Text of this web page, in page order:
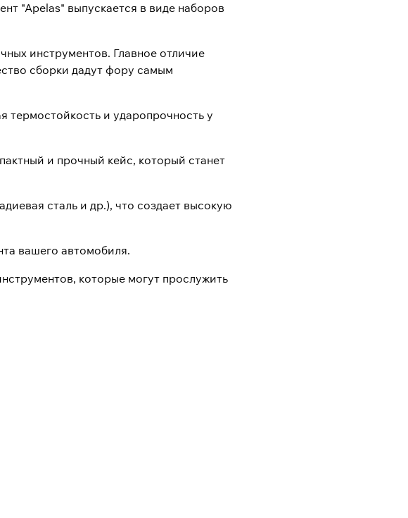
"Apelas" выпускается в виде наборов
инструментов. Главное отличие
сборки дадут фору самым
термостойкость и ударопрочность у
и прочный кейс, который станет
сталь и др.), что создает высокую
вашего автомобиля.
которые могут прослужить